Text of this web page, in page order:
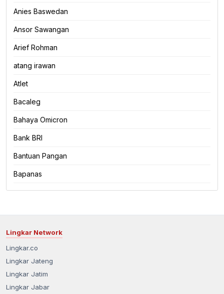
Anies Baswedan
Ansor Sawangan
Arief Rohman
atang irawan
Atlet
Bacaleg
Bahaya Omicron
Bank BRI
Bantuan Pangan
Bapanas
Lingkar Network
Lingkar.co
Lingkar Jateng
Lingkar Jatim
Lingkar Jabar